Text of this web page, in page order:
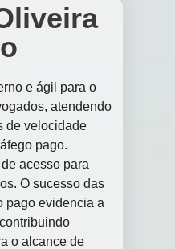
e ágil para o
atendendo
de velocidade
pago.
acesso para
O sucesso das
pago evidencia a
o alcance de